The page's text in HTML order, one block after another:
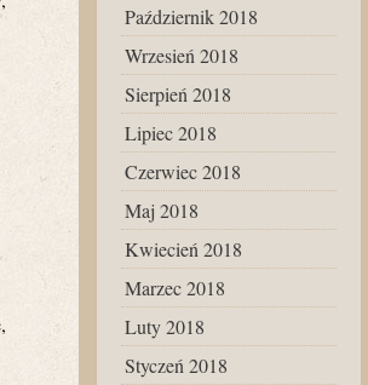
Październik 2018
Wrzesień 2018
Sierpień 2018
Lipiec 2018
Czerwiec 2018
Maj 2018
Kwiecień 2018
Marzec 2018
Luty 2018
Styczeń 2018